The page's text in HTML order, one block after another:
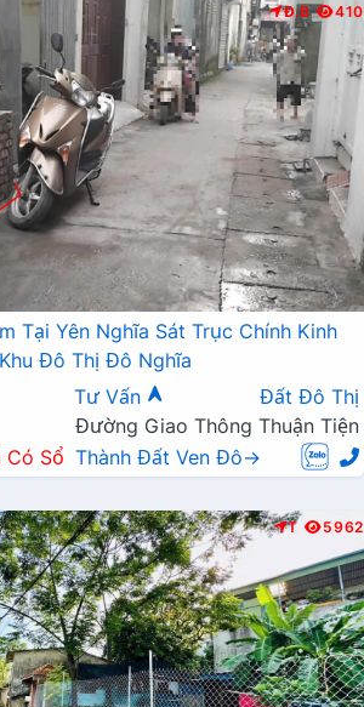
Đ.B 410
Tại Yên Nghĩa Sát Trục Chính Kinh
Đô Thị Đô Nghĩa
Tư Vấn
Đất Đô Thị
Đường Giao Thông Thuận Tiện
Có Sổ Thành Đất Ven Đô→
T 5962